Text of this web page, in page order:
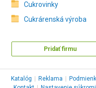
Cukrovinky
Cukrárenská výroba
Pridať firmu
Katalóg Reklama